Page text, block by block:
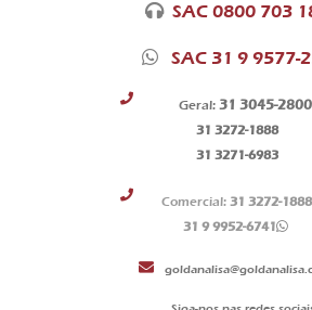
SAC 0800 703
SAC 31 9 9577-
Geral:31 3045-2800
31 3272-1888
31 3271-6983
Comercial: 31 3272-1888
31 9 9952-6741